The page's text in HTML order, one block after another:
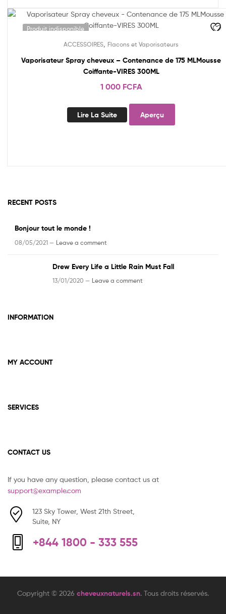
Produit indisponible
ACCESSOIRES Flacons et Vaporisateurs
Vaporisateur Spray cheveux – Contenance de 175 MLMousse
Coiffante-VIRES 300ML
1 000 FCFA
Lire La Suite Aperçu
RECENT POSTS
Bonjour tout le monde !
08/05/2021 — Leave a comment
Drew Every Life a Little Rain Must Fall
13/01/2020 — Leave a comment
INFORMATION
MY ACCOUNT
SERVICES
CONTACT US
If you have any question, please contact us at
support@example.com
123 Sky Tower, West 21th Street,
Suite, NY
+844 1800 - 333 555
Copyright © 2026 cheveuxnaturels.sn. Tous droits réservés.